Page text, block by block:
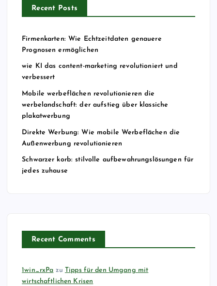
Recent Posts
Firmenkarten: Wie Echtzeitdaten genauere
Prognosen ermöglichen
wie KI das content-marketing revolutioniert und
verbessert
Mobile werbeflächen revolutionieren die
werbelandschaft: der aufstieg über klassiche
plakatwerbung
Direkte Werbung: Wie mobile Werbeflächen die
Außenwerbung revolutionieren
Schwarzer korb: stilvolle aufbewahrungslösungen für
jedes zuhause
Recent Comments
1win_rxPa zu Tipps für den Umgang mit
wirtschaftlichen Krisen